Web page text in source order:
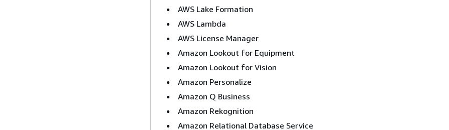
AWS Lake Formation
AWS Lambda
AWS License Manager
Amazon Lookout for Equipment
Amazon Lookout for Vision
Amazon Personalize
Amazon Q Business
Amazon Rekognition
Amazon Relational Database Service